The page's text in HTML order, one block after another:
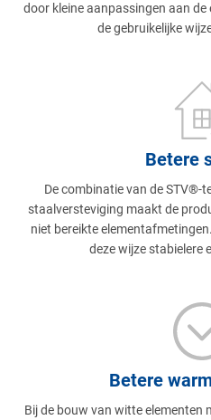
door kleine aanpassingen aan
de gebruikelijke
Betere
De combinatie van de STV®-
staalversteviging maakt de
niet bereikte
deze wijze stabielere
Betere
Bij de bouw van witte